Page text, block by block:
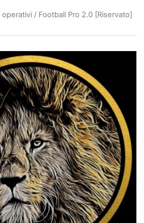
operativi / Football Pro 2.0 [Riservato]